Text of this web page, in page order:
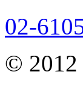
02-
© 2012